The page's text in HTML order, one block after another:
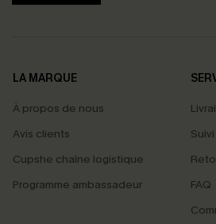
LA MARQUE
À propos de nous
Avis clients
Cupshe chaîne logistique
Programme ambassadeur
FAQ